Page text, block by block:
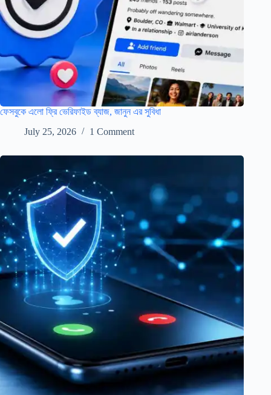
ফেসবুকে এলো ফ্রি ভেরিফাইড ব্যাজ, জানুন এর সুবিধা
July 25, 2026
1 Comment